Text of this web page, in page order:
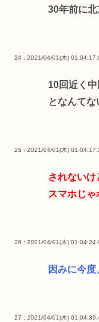
30年前に
24 : 2021/04/01(木)
10回近く
となんてな
25 : 2021/04/01(木)
されない
スマホじ
26 : 2021/04/01(木)
因みに今
27 : 2021/04/01(木)